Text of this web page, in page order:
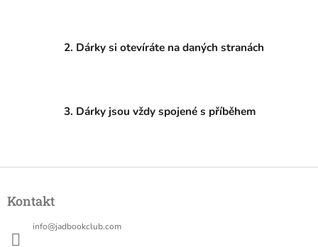
k
i
2. Dárky si otevíráte na daných stranách
3. Dárky jsou vždy spojené s příběhem
pKontakt
info@jadbookclub.com